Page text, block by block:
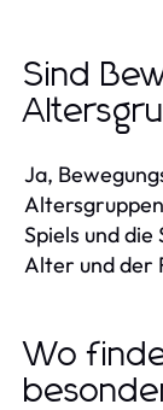
Sind
Ja,
Spiels und
Alter und der
Wo